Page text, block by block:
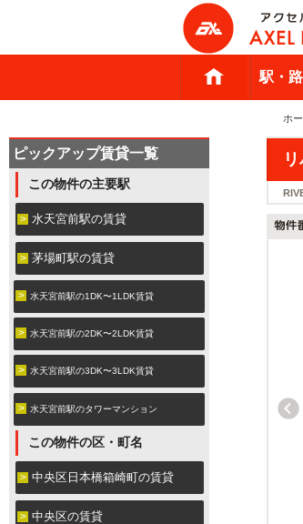
駅・
ホ
ピックアップ賃貸一覧
この物件の主要駅
水天宮前駅の賃貸
茅場町駅の賃貸
水天宮前駅の1DK〜1LDK賃貸
水天宮前駅の2DK〜2LDK賃貸
水天宮前駅の3DK〜3LDK賃貸
水天宮前駅のタワーマンション
この物件の区・町名
中央区日本橋箱崎町の賃貸
中央区の賃貸